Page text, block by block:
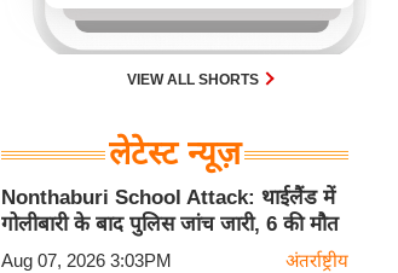
घटना है, जो सुरक्षा चिंताओं को बढ़ाती है।
VIEW ALL SHORTS
लेटेस्ट न्यूज़
Nonthaburi School Attack: थाईलैंड में
गोलीबारी के बाद पुलिस जांच जारी, 6 की मौत
Aug 07, 2026 3:03PM अंतर्राष्ट्रीय